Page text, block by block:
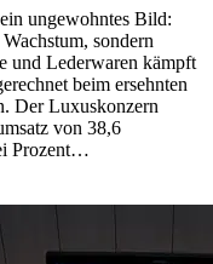
ungewohntes Bild:
sondern
und Lederwaren kämpft
beim ersehnten
Der Luxuskonzern
von 38,6
Prozent…